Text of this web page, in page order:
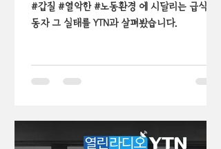
#갑질 #열악한 #노동환경 에 시달리는 급식 노
동자 그 실태를 YTN과 살펴봤습니다.